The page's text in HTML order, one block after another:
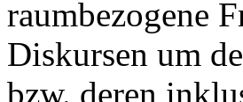
raumbezogene
Diskursen um
bzw. deren